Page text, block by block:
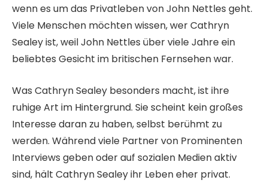
wenn es um das Privatleben von John Nettles geht.
Viele Menschen möchten wissen, wer Cathryn
Sealey ist, weil John Nettles über viele Jahre ein
beliebtes Gesicht im britischen Fernsehen war.
Was Cathryn Sealey besonders macht, ist ihre
ruhige Art im Hintergrund. Sie scheint kein großes
Interesse daran zu haben, selbst berühmt zu
werden. Während viele Partner von Prominenten
Interviews geben oder auf sozialen Medien aktiv
sind, hält Cathryn Sealey ihr Leben eher privat.